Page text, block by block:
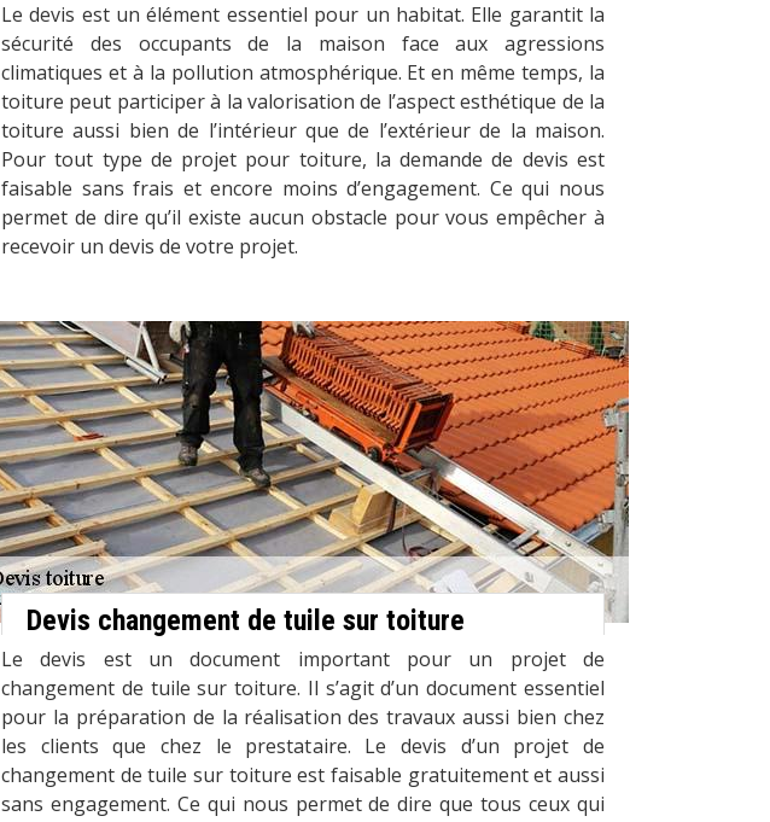
Le devis est un élément essentiel pour un habitat. Elle garantit la
sécurité des occupants de la maison face aux agressions
climatiques et à la pollution atmosphérique. Et en même temps, la
toiture peut participer à la valorisation de l’aspect esthétique de la
toiture aussi bien de l’intérieur que de l’extérieur de la maison.
Pour tout type de projet pour toiture, la demande de devis est
faisable sans frais et encore moins d’engagement. Ce qui nous
permet de dire qu’il existe aucun obstacle pour vous empêcher à
recevoir un devis de votre projet.
Devis changement de tuile sur toiture
Le devis est un document important pour un projet de
changement de tuile sur toiture. Il s’agit d’un document essentiel
pour la préparation de la réalisation des travaux aussi bien chez
les clients que chez le prestataire. Le devis d’un projet de
changement de tuile sur toiture est faisable gratuitement et aussi
sans engagement. Ce qui nous permet de dire que tous ceux qui